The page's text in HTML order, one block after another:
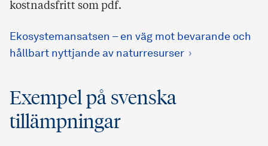
kostnadsfritt som pdf.
Ekosystemansatsen – en väg mot bevarande och
hållbart nyttjande av naturresurser
Exempel på svenska
tillämpningar